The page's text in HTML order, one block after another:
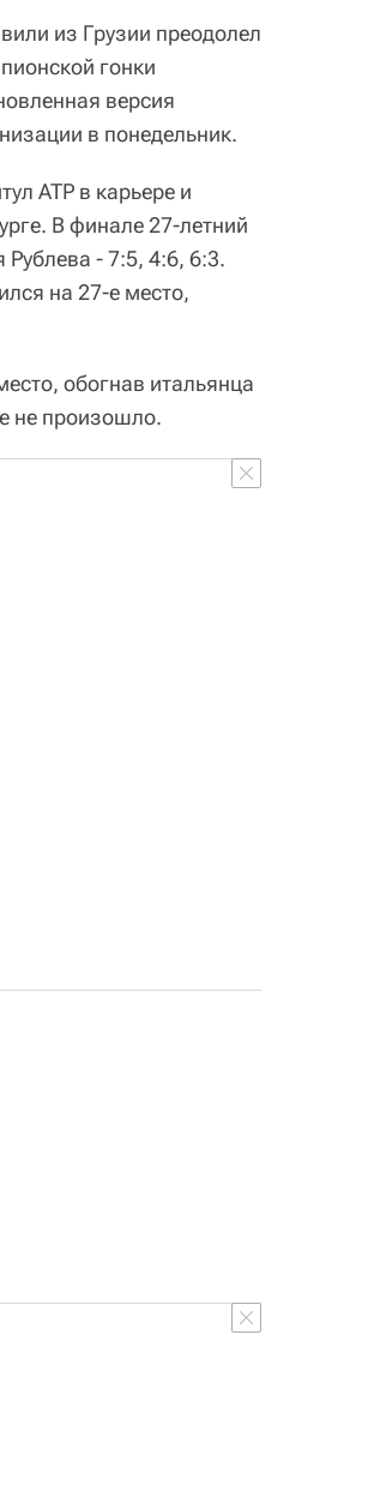
из Грузии преодолел
гонки
версия
в понедельник.
ATP в карьере и
В финале 27-летний
Рублева - 7:5, 4:6, 6:3.
на 27-е место,
обогнав итальянца
не произошло.